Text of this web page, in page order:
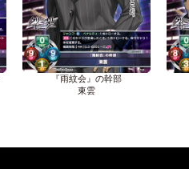
『雨紋会』の幹部
東雲